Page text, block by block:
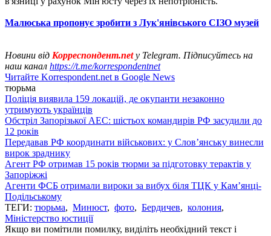
Малюська пропонує зробити з Лук'янівського СІЗО музей
Новини від Корреспондент.net у Telegram. Підписуйтесь на
наш канал https://t.me/korrespondentnet
Читайте Korrespondent.net в Google News
тюрьма
Поліція виявила 159 локацій, де окупанти незаконно
утримують українців
Обстріл Запорізької АЕС: шістьох командирів РФ засудили до
12 років
Передавав РФ координати військових: у Слов’янську винесли
вирок зраднику
Агент РФ отримав 15 років тюрми за підготовку терактів у
Запоріжжі
Агенти ФСБ отримали вироки за вибух біля ТЦК у Кам’янці-
Подільському
ТЕГИ: тюрьма, Минюст, фото, Бердичев, колония,
Міністерство юстиції
Якщо ви помітили помилку, виділіть необхідний текст і